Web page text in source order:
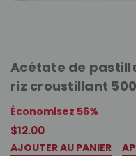
Acétate de
riz croustillant
Économisez 56%
$12.00
AJOUTER AU PANIER